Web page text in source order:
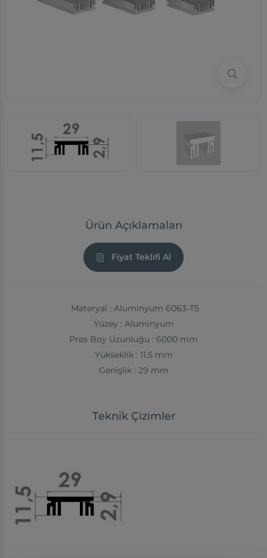
Ürün Açıklamaları
Fiyat Teklifi Al
Materyal : Aluminyum 6063-T5
Yüzey : Aluminyum
Pres Boy Uzunluğu : 6000 mm
Yükseklik : 11,5 mm
Genişlik : 29 mm
Teknik Çizimler